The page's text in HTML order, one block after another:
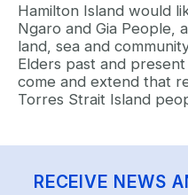
Hamilton Island would
Ngaro and Gia People,
land, sea and
Elders past and
come and extend that
Torres Strait Island
RECEIVE NEWS